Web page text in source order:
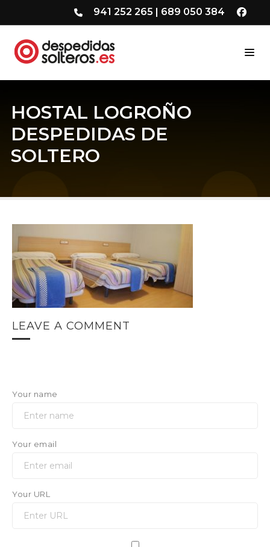
941 252 265 | 689 050 384
HOSTAL LOGROÑO
DESPEDIDAS DE
SOLTERO
LEAVE A COMMENT
Your name
Your email
Your URL